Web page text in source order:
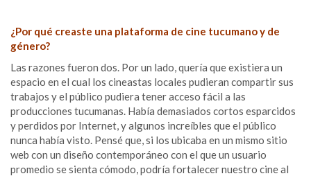
¿Por qué creaste una plataforma de cine tucumano y de
género?
Las razones fueron dos. Por un lado, quería que existiera un
espacio en el cual los cineastas locales pudieran compartir sus
trabajos y el público pudiera tener acceso fácil a las
producciones tucumanas. Había demasiados cortos esparcidos
y perdidos por Internet, y algunos increíbles que el público
nunca había visto. Pensé que, si los ubicaba en un mismo sitio
web con un diseño contemporáneo con el que un usuario
promedio se sienta cómodo, podría fortalecer nuestro cine al